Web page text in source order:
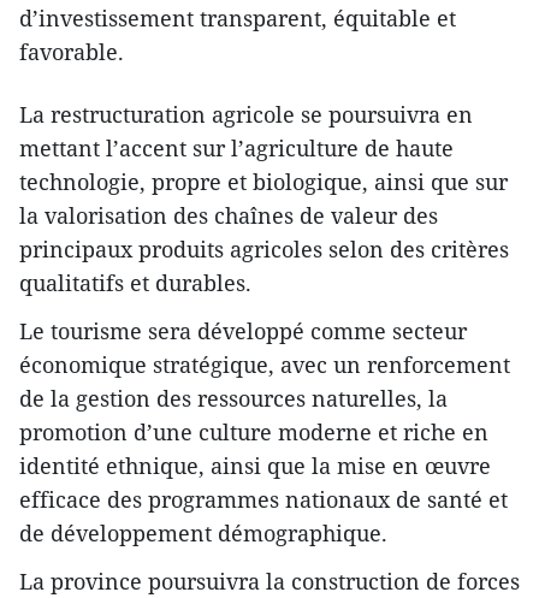
d’investissement transparent, équitable et
favorable.
La restructuration agricole se poursuivra en
mettant l’accent sur l’agriculture de haute
technologie, propre et biologique, ainsi que sur
la valorisation des chaînes de valeur des
principaux produits agricoles selon des critères
qualitatifs et durables.
Le tourisme sera développé comme secteur
économique stratégique, avec un renforcement
de la gestion des ressources naturelles, la
promotion d’une culture moderne et riche en
identité ethnique, ainsi que la mise en œuvre
efficace des programmes nationaux de santé et
de développement démographique.
La province poursuivra la construction de forces